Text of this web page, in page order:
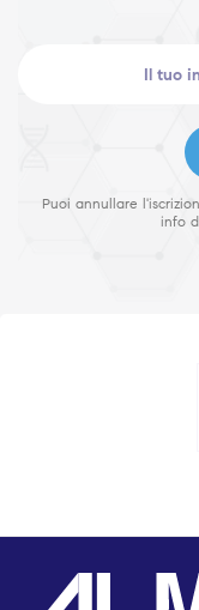
Puoi annullare
info